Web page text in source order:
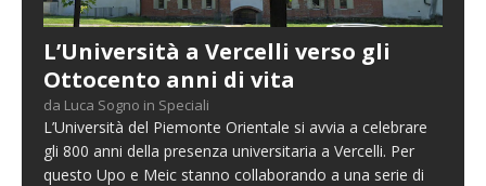
L’Università a Vercelli verso gli
Ottocento anni di vita
da Luca Sogno in Speciali
L’Università del Piemonte Orientale si avvia a celebrare
gli 800 anni della presenza universitaria a Vercelli. Per
questo Upo e Meic stanno collaborando a una serie di